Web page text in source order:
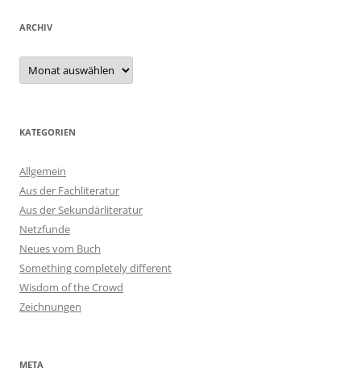
ARCHIV
Archiv
KATEGORIEN
Allgemein
Aus der Fachliteratur
Aus der Sekundärliteratur
Netzfunde
Neues vom Buch
Something completely different
Wisdom of the Crowd
Zeichnungen
META